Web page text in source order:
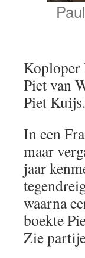
Koploper
Piet van
Piet Kuijs.
In een
maar
jaar
waarna
boekte
Zie